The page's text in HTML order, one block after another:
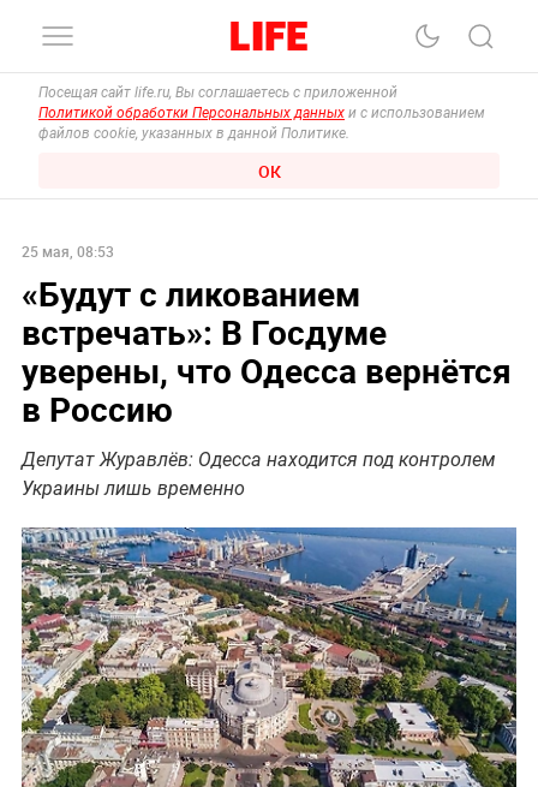
Посещая сайт life.ru, Вы соглашаетесь с приложенной
Политикой обработки Персональных данных и с использованием
файлов cookie, указанных в данной Политике.
ОК
25 мая, 08:53
«Будут с ликованием
встречать»: В Госдуме
уверены, что Одесса вернётся
в Россию
Депутат Журавлёв: Одесса находится под контролем
Украины лишь временно